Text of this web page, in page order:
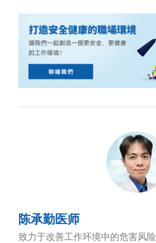
陈承勤医师
致力于改善工作环境中的危害风